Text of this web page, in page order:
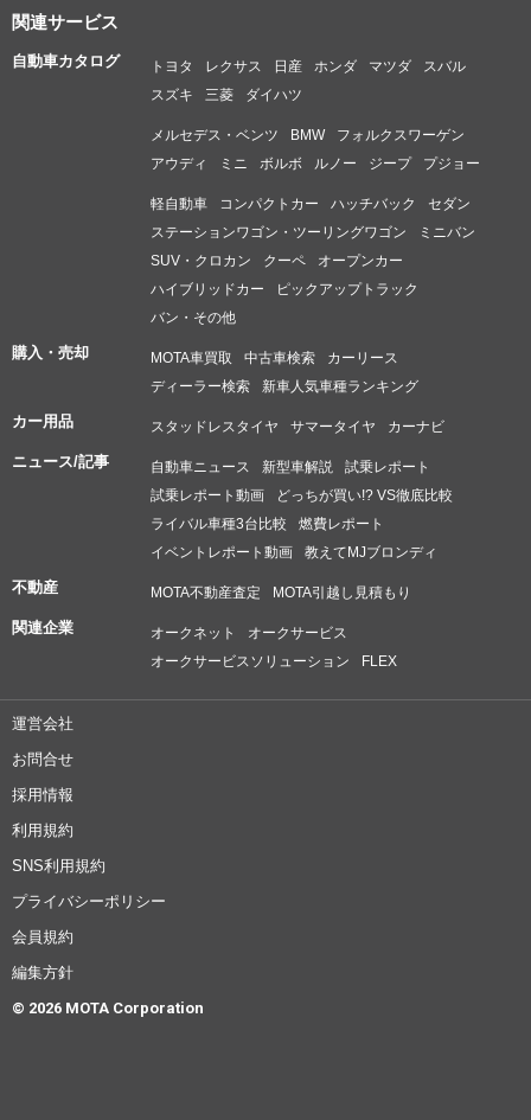
関連サービス
自動車カタログ トヨタ レクサス 日産 ホンダ マツダ
スバル
スズキ
三菱 ダイハツ
メルセデス・ベンツ BMW
フォルクスワーゲン
アウディ
ミニ ボルボ ルノー ジープ プジョー
軽自動車 コンパクトカー ハッチバック
セダン
ステーションワゴン・ツーリングワゴン
ミニバン
SUV・クロカン
クーペ
オープンカー
ハイブリッドカー
ピックアップトラック
バン・その他
購入・売却 MOTA車買取 中古車検索
カーリース
ディーラー検索
新車人気車種ランキング
カー用品 スタッドレスタイヤ サマータイヤ カーナビ
ニュース/記事 自動車ニュース 新型車解説
試乗レポート
試乗レポート動画
どっちが買い!? VS徹底比較
ライバル車種3台比較
燃費レポート
イベントレポート動画
教えてMJブロンディ
不動産 MOTA不動産査定 MOTA引越し見積もり
関連企業 オークネット
オークサービス
オークサービスソリューション
FLEX
運営会社
お問合せ
採用情報
利用規約
SNS利用規約
プライバシーポリシー
会員規約
編集方針
© 2026 MOTA Corporation